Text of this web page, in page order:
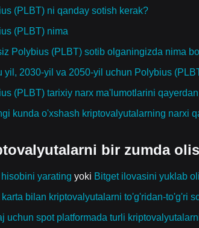
(PLBT) ni qanday sotish kerak?
(PLBT) nima
Polybius (PLBT) sotib olganingizda nima
yil, 2030-yil va 2050-yil uchun Polybius
(PLBT) tarixiy narx ma'lumotlarini
kunda o'xshash kriptovalyutalarning narxi
bir zumda
hisobini yarating yoki Bitget ilovasini yuklab
karta bilan kriptovalyutalarni to'g'ridan-to'g'ri
uchun spot platformada turli